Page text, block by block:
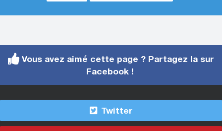
Vous avez aimé cette page ? Partagez la sur
Facebook !
Twitter